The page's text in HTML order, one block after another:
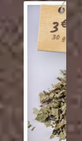
3€
30 g